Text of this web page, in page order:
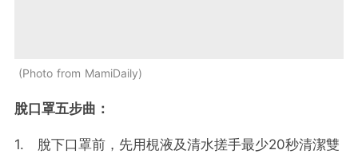
Photo from MamiDaily
脫口罩五步曲：
1. 脫下口罩前，先用梘液及清水搓手最少20秒清潔雙